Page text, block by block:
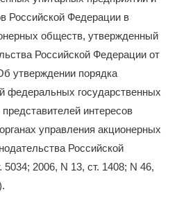
Российской Федерации в
обществ, утвержденный
Российской Федерации от
утверждении порядка
федеральных государственных
интересов
управления акционерных
Российской
2006, N 13, ст. 1408; N 46,